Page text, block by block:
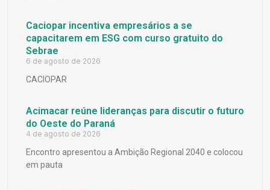
Caciopar incentiva empresários a se
capacitarem em ESG com curso gratuito do
Sebrae
6 de agosto de 2026
CACIOPAR
Acimacar reúne lideranças para discutir o futuro
do Oeste do Paraná
4 de agosto de 2026
Encontro apresentou a Ambição Regional 2040 e colocou
em pauta